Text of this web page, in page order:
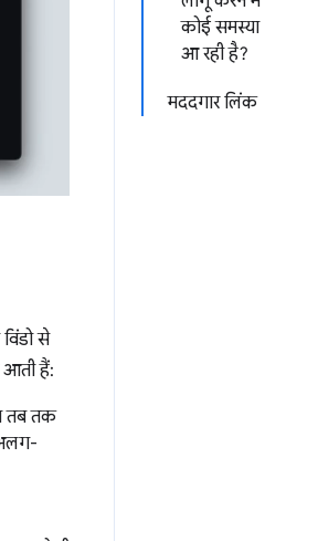
कोई समस्या
आ रही है?
मददगार लिंक
से
आती हैं:
तब तक